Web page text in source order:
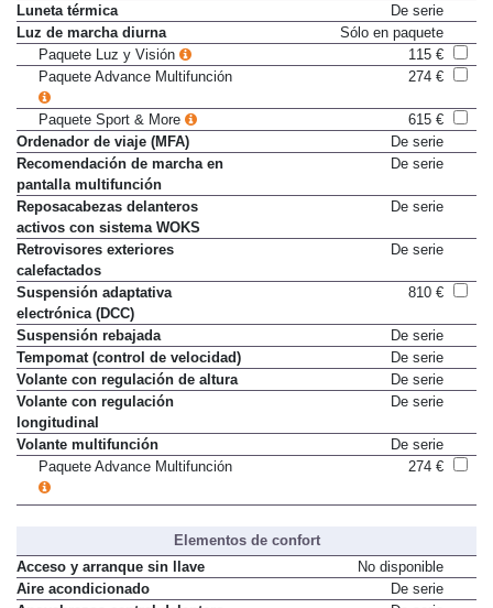
Luneta térmica
De serie
Luz de marcha diurna
Sólo en paquete
Paquete Luz y Visión
115 €
Paquete Advance Multifunción
274 €
Paquete Sport & More
615 €
Ordenador de viaje (MFA)
De serie
Recomendación de marcha en
pantalla multifunción
De serie
Reposacabezas delanteros
activos con sistema WOKS
De serie
Retrovisores exteriores
calefactados
De serie
Suspensión adaptativa
electrónica (DCC)
810 €
Suspensión rebajada
De serie
Tempomat (control de velocidad)
De serie
Volante con regulación de altura
De serie
Volante con regulación
longitudinal
De serie
Volante multifunción
De serie
Paquete Advance Multifunción
274 €
Elementos de confort
Acceso y arranque sin llave
No disponible
Aire acondicionado
De serie